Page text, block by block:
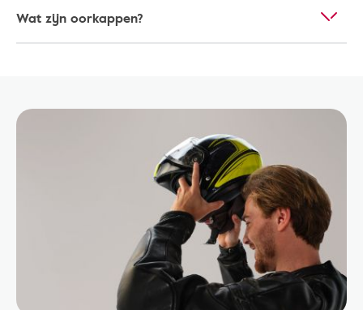
Wat zijn oorkappen?